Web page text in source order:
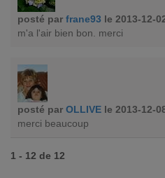
posté par frane93 le 2013-12-
m'a l'air bien bon. merci
posté par OLLIVE le 2013-12-
merci beaucoup
1 - 12 de 12